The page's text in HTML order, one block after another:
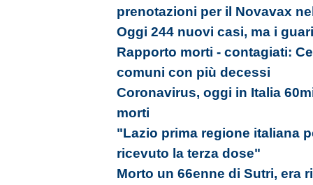
prenotazioni per il Novavax
Oggi 244 nuovi casi, ma i
Rapporto morti - contagiati:
comuni con più decessi
Coronavirus, oggi in Italia
morti
"Lazio prima regione italiana
ricevuto la terza dose"
Morto un 66enne di Sutri, era